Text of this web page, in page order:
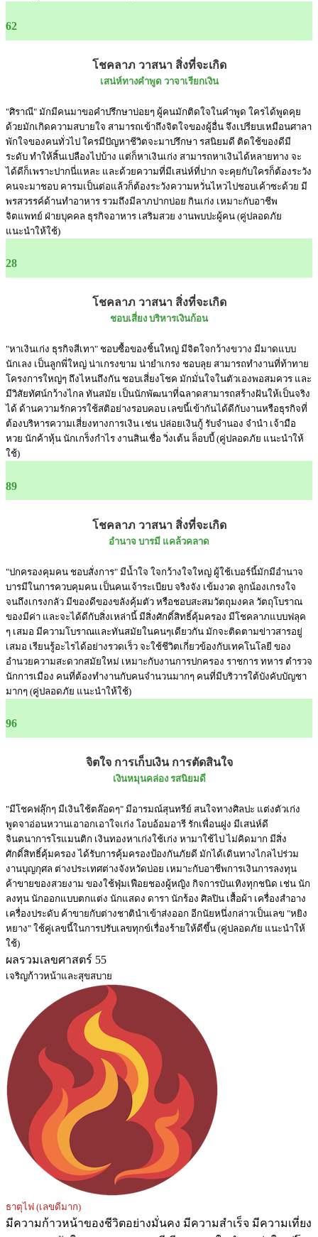
62
โชคลาภ วาสนา สิ่งที่จะเกิด
เสน่ห์ทางคำพูด วาจาเรียกเงิน
"ศิราณี" มักมีคนมาขอคำปรึกษาบ่อยๆ ผู้คนมักติดใจในคำพูด ใครได้พูดคุย
ด้วยมักเกิดความสบายใจ สามารถเข้าถึงจิตใจของผู้อื่น จึงเปรียบเหมือนศาลา
พักใจของคนทั่วไป ใครมีปัญหาชีวิตจะมาปรึกษา รสนิยมดี ติดใช้ของดีมี
ระดับ ทำให้สิ้นเปลืองไปบ้าง แต่ก็หาเงินเก่ง สามารถหาเงินได้หลายทาง จะ
ได้ดีก็เพราะปากนี่แหละ และด้วยความที่มีเสน่ห์ที่ปาก จะคุยกับใครก็ต้องระวัง
คนจะมาชอบ คารมเป็นต่อแล้วก็ต้องระวังความหวั่นไหวไปชอบเค้าซะด้วย มี
พรสวรรค์ด้านทำอาหาร รวมถึงมีลาภปากบ่อย กินเก่ง เหมาะกับอาชีพ
จิตแพทย์ ฝ่ายบุคคล ธุรกิจอาหาร เสริมสวย งานพบปะผู้คน (คู่ปลอดภัย
แนะนำให้ใช้)
28
โชคลาภ วาสนา สิ่งที่จะเกิด
ชอบเสี่ยง บริหารเงินก้อน
"หาเงินเก่ง ธุรกิจสีเทา" ชอบซื้อของชิ้นใหญ่ มีจิตใจกว้างขวาง มีมาดแบบ
นักเลง เป็นลูกพี่ใหญ่ น่าเกรงขาม น่ายำเกรง ชอบลุย สามารถทำงานที่ท้าทาย
โครงการใหญ่ๆ ถึงไหนถึงกัน ชอบเสี่ยงโชค มักมั่นใจในตัวเองพอสมควร และ
มีวิสัยทัศน์กว้างไกล ทันสมัย เป็นนักพัฒนาที่ฉลาดสามารถสร้างฝันให้เป็นจริง
ได้ ด้านความรักควรใช้สติอย่างรอบคอบ เลขนี้เข้ากันได้ดีกับงานหรือธุรกิจที่
ต้องบริหารความเสี่ยงทางการเงิน เช่น ปล่อยเงินกู้ รับจำนอง จำนำ เจ้ามือ
หวย นักค้าหุ้น นักเกร็งกำไร งานสินเชื่อ วิ่งเต้น ล็อบบี้ (คู่ปลอดภัย แนะนำให้
ใช้)
89
โชคลาภ วาสนา สิ่งที่จะเกิด
อำนาจ บารมี แคล้วคลาด
"ปกครองคุมคน ชอบสั่งการ" มีน้ำใจ ใจกว้างใจใหญ่ ผู้ใช้เบอร์นี้มักมีอำนาจ
บารมีในการควบคุมคน เป็นคนเจ้าระเบียบ จริงจัง เข้มงวด ลูกน้องเกรงใจ
จนถึงเกรงกลัว มีของดีของขลังคุ้มตัว หรือชอบสะสมวัตถุมงคล วัตถุโบราณ
ของมีค่า และจะได้ดีกับสิ่งเหล่านี้ มีสิ่งศักดิ์สิทธิ์คุ้มครอง มีโชคลาภแบบฟลุค
ๆ เสมอ มีความโบราณและทันสมัยในคนๆเดียวกัน มักจะติดตามข่าวสารอยู่
เสมอ เรียนรู้อะไรได้อย่างรวดเร็ว จะใช้ชีวิตเกี่ยวข้องกับเทคโนโลยี ของ
อำนวยความสะดวกสมัยใหม่ เหมาะกับงานการปกครอง ราชการ ทหาร ตำรวจ
นักการเมือง คนที่ต้องทำงานกับคนจำนวนมากๆ คนที่มีบริวารใต้บังคับบัญชา
มากๆ (คู่ปลอดภัย แนะนำให้ใช้)
96
จิตใจ การเก็บเงิน การตัดสินใจ
เงินหมุนคล่อง รสนิยมดี
"มีโชคฟลุ๊กๆ มีเงินใช้ตล๊อดๆ" มีอารมณ์สุนทรีย์ สนใจทางศิลปะ แต่งตัวเก่ง
พูดจาอ่อนหวานเอาอกเอาใจเก่ง โอบอ้อมอารี รักเพื่อนฝูง มีเสน่ห์ดี
จินตนาการโรแมนติก เงินทองหาเก่งใช้เก่ง หามาใช้ไป ไม่คิดมาก มีสิ่ง
ศักดิ์สิทธิ์คุ้มครอง ได้รับการคุ้มครองป้องกันภัยดี มักได้เดินทางไกลไปร่วม
งานบุญกุศล ต่างประเทศต่างจังหวัดบ่อย เหมาะกับอาชีพการเงินการลงทุน
ค้าขายของสวยงาม ของใช้ฟุ่มเฟือยชองผู้หญิง กิจการบันเทิงทุกชนิด เช่น นัก
ลงทุน นักออกแบบตกแต่ง นักแสดง ดารา นักร้อง ศิลปิน เสื้อผ้า เครื่องสำอาง
เครื่องประดับ ค้าขายกับต่างชาตินำเข้าส่งออก อีกนัยหนึ่งกล่าวเป็นเลข "หยิง
หยาง" ใช้คู่เลขนี้ในการปรับเลขทุกข์เรื่องร้ายให้ดีขึ้น (คู่ปลอดภัย แนะนำให้
ใช้)
ผลรวมเลขศาสตร์ 55
เจริญก้าวหน้าและสุขสบาย
ธาตุไฟ (เลขดีมาก)
มีความก้าวหน้าของชีวิตอย่างมั่นคง มีความสำเร็จ มีความเที่ยง